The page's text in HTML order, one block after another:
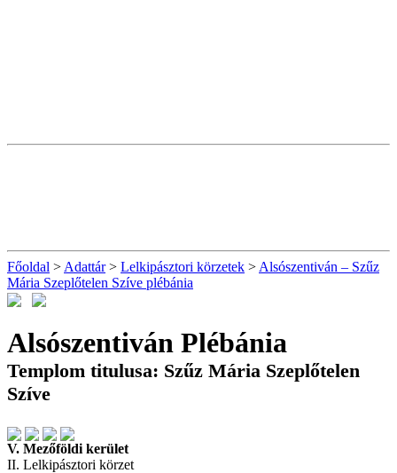
Főoldal > Adattár> Lelkipásztori körzetek > Alsószentiván – Szűz
Mária Szeplőtelen Szíve plébánia
Alsószentiván Plébánia
Templom titulusa: Szűz Mária Szeplőtelen
Szíve
V. Mezőföldi kerület
II. Lelkipásztori körzet